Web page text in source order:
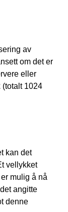
av
om det er
eller
(totalt 1024
kan det
vellykket
mulig å nå
angitte
denne